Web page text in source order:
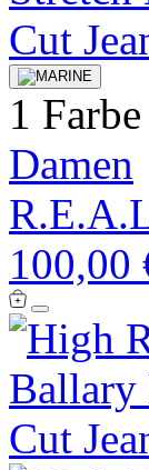
1 Farbe
Damen
100,00